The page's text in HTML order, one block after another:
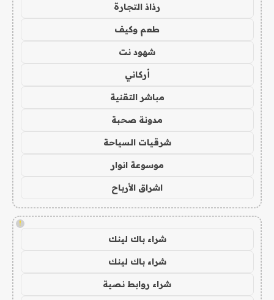
رذاذ التجارة
طعم وكيف
شهود نت
أركاني
مباشر التقنية
مدونة صحبة
شرقيات السياحة
موسوعة انوار
اشراق الأرباح
!
شراء باك لينك
شراء باك لينك
شراء روابط نصية